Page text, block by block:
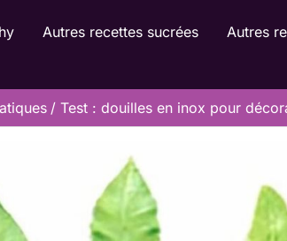
Autres recettes sucrées Autres
Test : douilles en inox pour